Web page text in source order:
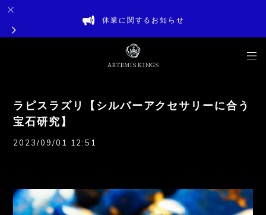
休業に関するお知らせ
ラピスラズリ【シルバーアクセサリーに合う
宝石研究】
2023/09/01 12:51